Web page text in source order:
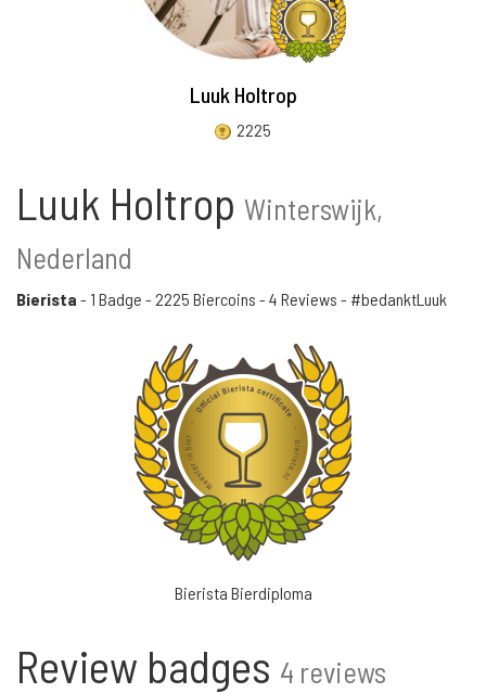
Luuk Holtrop
2225
Luuk Holtrop Winterswijk,
Nederland
Bierista - 1 Badge - 2225 Biercoins - 4 Reviews - #bedanktLuuk
Bierista Bierdiploma
Review badges 4 reviews